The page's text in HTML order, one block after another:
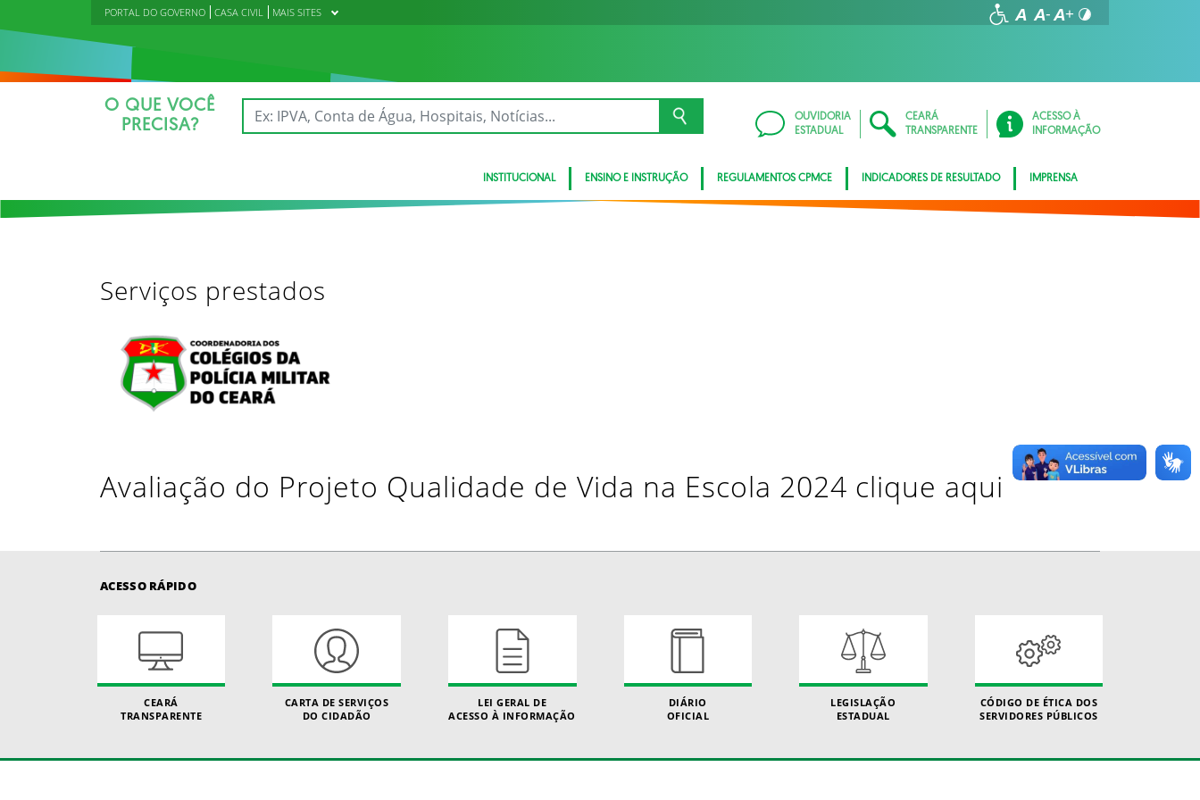
PORTAL DO GOVERNO CASA CIVIL MAIS SITES
O QUE VOCÊ
PRECISA?
OUVIDORIA
ESTADUAL
CEARÁ
TRANSPARENTE
ACESSO À
INFORMAÇÃO
INSTITUCIONAL ENSINO E INSTRUÇÃO REGULAMENTOS CPMCE INDICADORES DE RESULTADO IMPRENSA
Serviços prestados
Avaliação do Projeto Qualidade de Vida na Escola 2024 clique aqui
ACESSO RÁPIDO
CEARÁ
TRANSPARENTE
CARTA DE SERVIÇOS
DO CIDADÃO
LEI GERAL DE
ACESSO À INFORMAÇÃO
DIÁRIO
OFICIAL
LEGISLAÇÃO
ESTADUAL
CÓDIGO DE ÉTICA DOS
SERVIDORES PÚBLICOS